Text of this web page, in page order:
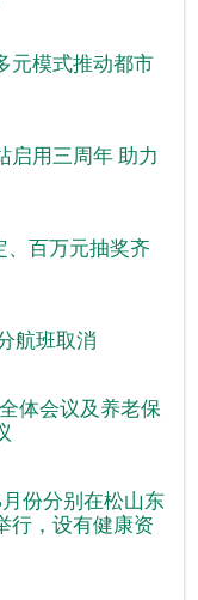
元模式推动都市
启用三周年 助力
百万元抽奖齐
航班取消
体会议及养老保
份分别在松山东
行，设有健康资